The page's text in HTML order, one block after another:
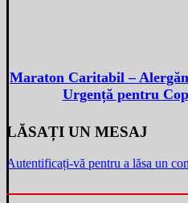
Maraton Caritabil –
Urgență pentru
LĂSAȚI UN MESAJ
Autentificați-vă pentru a lăsa un